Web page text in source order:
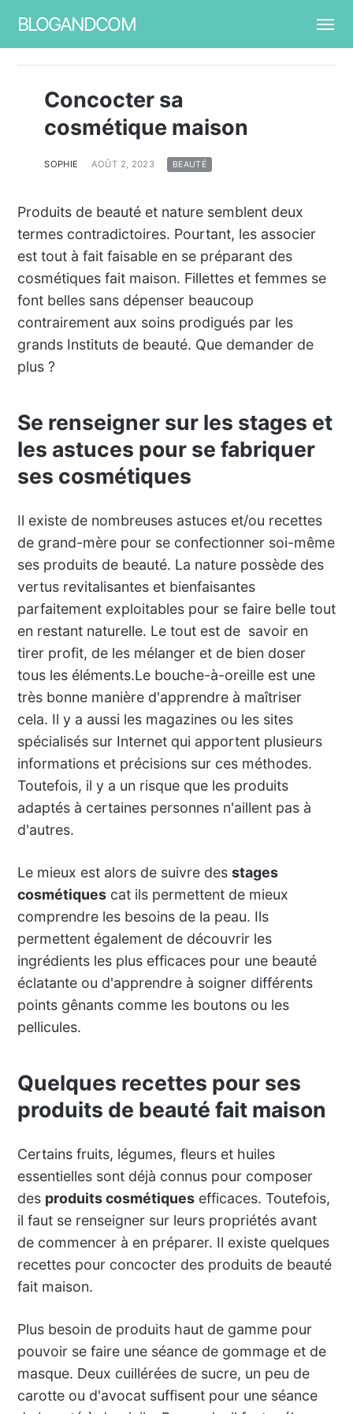
BLOGANDCOM
Concocter sa
cosmétique maison
SOPHIE AOÛT 2, 2023 BEAUTÉ
Produits de beauté et nature semblent deux
termes contradictoires. Pourtant, les associer
est tout à fait faisable en se préparant des
cosmétiques fait maison. Fillettes et femmes se
font belles sans dépenser beaucoup
contrairement aux soins prodigués par les
grands Instituts de beauté. Que demander de
plus ?
Se renseigner sur les stages et
les astuces pour se fabriquer
ses cosmétiques
Il existe de nombreuses astuces et/ou recettes
de grand-mère pour se confectionner soi-même
ses produits de beauté. La nature possède des
vertus revitalisantes et bienfaisantes
parfaitement exploitables pour se faire belle tout
en restant naturelle. Le tout est de savoir en
tirer profit, de les mélanger et de bien doser
tous les éléments.Le bouche-à-oreille est une
très bonne manière d'apprendre à maîtriser
cela. Il y a aussi les magazines ou les sites
spécialisés sur Internet qui apportent plusieurs
informations et précisions sur ces méthodes.
Toutefois, il y a un risque que les produits
adaptés à certaines personnes n'aillent pas à
d'autres.
Le mieux est alors de suivre des stages
cosmétiquescat ils permettent de mieux
comprendre les besoins de la peau. Ils
permettent également de découvrir les
ingrédients les plus efficaces pour une beauté
éclatante ou d'apprendre à soigner différents
points gênants comme les boutons ou les
pellicules.
Quelques recettes pour ses
produits de beauté fait maison
Certains fruits, légumes, fleurs et huiles
essentielles sont déjà connus pour composer
des produits cosmétiquesefficaces. Toutefois,
il faut se renseigner sur leurs propriétés avant
de commencer à en préparer. Il existe quelques
recettes pour concocter des produits de beauté
fait maison.
Plus besoin de produits haut de gamme pour
pouvoir se faire une séance de gommage et de
masque. Deux cuillérées de sucre, un peu de
carotte ou d'avocat suffisent pour une séance